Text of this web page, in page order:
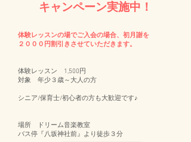
キャンペーン実施中！​
体験レッスンの場でご入会の場合、初月謝を
２０００円割引きさせていただきます。
体験レッスン 1,500円
対象 年少３歳～大人の方
​シニア/保育士/初心者の方も大歓迎です♪
場所 ドリーム音楽教室
バス停『八坂神社前』より徒歩３分